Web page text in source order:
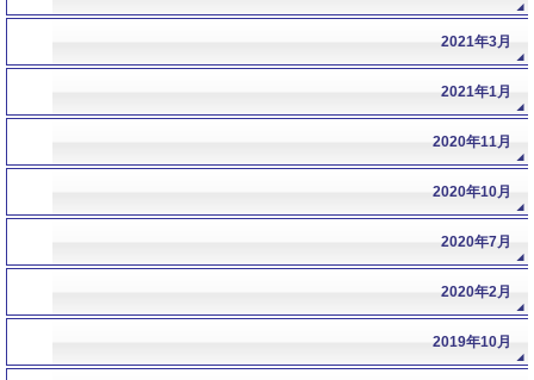
2021年3月
2021年1月
2020年11月
2020年10月
2020年7月
2020年2月
2019年10月